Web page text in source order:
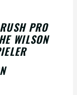
PRO
WILSON